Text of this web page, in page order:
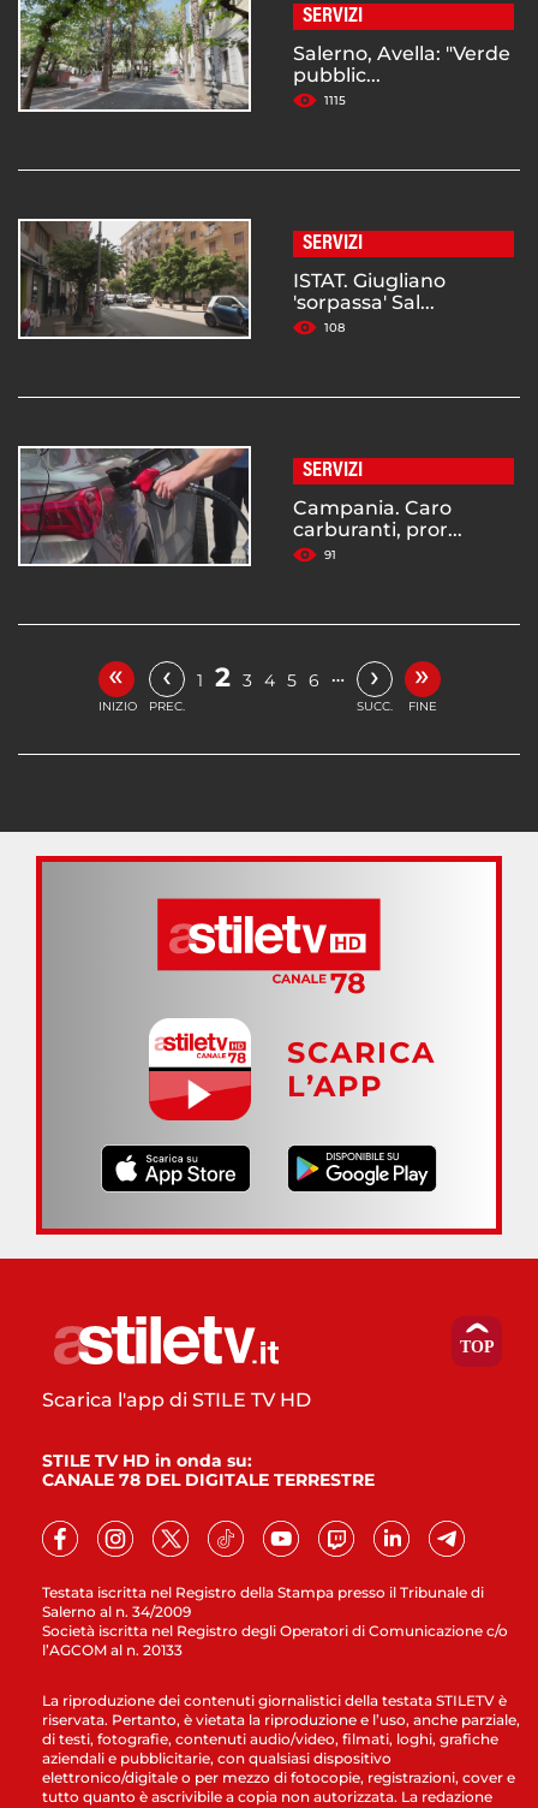
SERVIZI
Salerno, Avella: "Verde
pubblic...
1115
SERVIZI
ISTAT. Giugliano
'sorpassa' Sal...
108
SERVIZI
Campania. Caro
carburanti, pror...
91
«
INIZIO
‹
PREC.
1 2 3 4 5 6 … ›
SUCC.
»
FINE
SCARICA
L’APP
Testata iscritta nel Registro della Stampa presso il Tribunale di
Salerno al n. 34/2009
Società iscritta nel Registro degli Operatori di Comunicazione c/o
l’AGCOM al n. 20133
Scarica l'app di STILE TV HD
STILE TV HD in onda su:
CANALE 78 DEL DIGITALE TERRESTRE
La riproduzione dei contenuti giornalistici della testata STILETV è
riservata. Pertanto, è vietata la riproduzione e l’uso, anche parziale,
di testi, fotografie, contenuti audio/video, filmati, loghi, grafiche
aziendali e pubblicitarie, con qualsiasi dispositivo
elettronico/digitale o per mezzo di fotocopie, registrazioni, cover e
tutto quanto è ascrivibile a copia non autorizzata. La redazione